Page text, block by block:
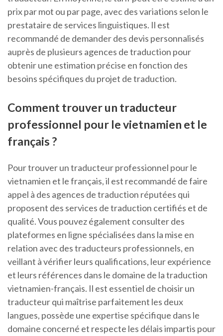
prix par mot ou par page, avec des variations selon le
prestataire de services linguistiques. Il est
recommandé de demander des devis personnalisés
auprès de plusieurs agences de traduction pour
obtenir une estimation précise en fonction des
besoins spécifiques du projet de traduction.
Comment trouver un traducteur
professionnel pour le vietnamien et le
français ?
Pour trouver un traducteur professionnel pour le
vietnamien et le français, il est recommandé de faire
appel à des agences de traduction réputées qui
proposent des services de traduction certifiés et de
qualité. Vous pouvez également consulter des
plateformes en ligne spécialisées dans la mise en
relation avec des traducteurs professionnels, en
veillant à vérifier leurs qualifications, leur expérience
et leurs références dans le domaine de la traduction
vietnamien-français. Il est essentiel de choisir un
traducteur qui maîtrise parfaitement les deux
langues, possède une expertise spécifique dans le
domaine concerné et respecte les délais impartis pour